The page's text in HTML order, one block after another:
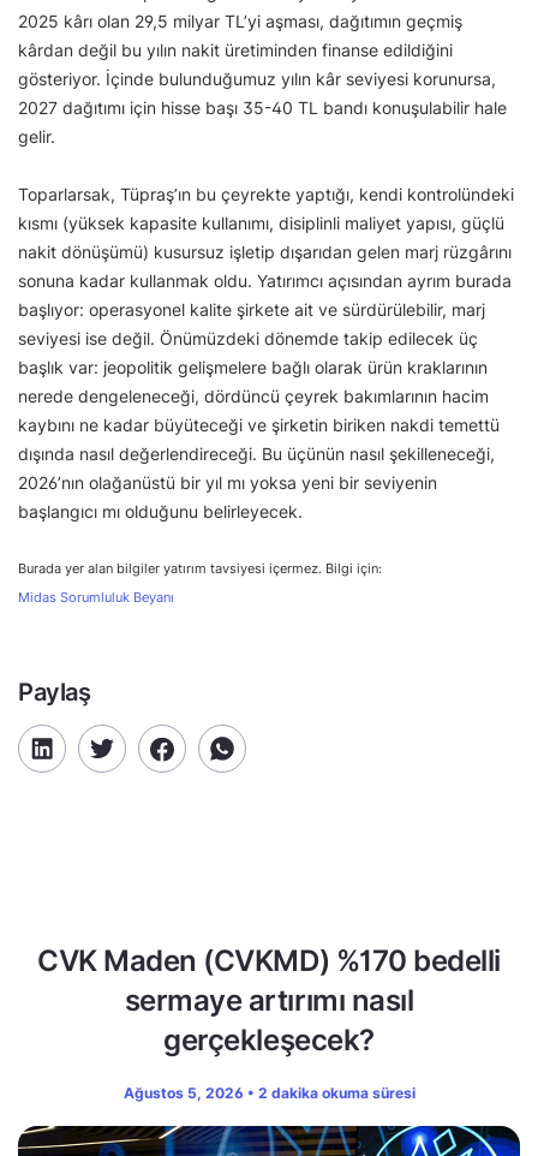
2025 kârı olan 29,5 milyar TL’yi aşması, dağıtımın geçmiş
kârdan değil bu yılın nakit üretiminden finanse edildiğini
gösteriyor. İçinde bulunduğumuz yılın kâr seviyesi korunursa,
2027 dağıtımı için hisse başı 35-40 TL bandı konuşulabilir hale
gelir.
Toparlarsak, Tüpraş’ın bu çeyrekte yaptığı, kendi kontrolündeki
kısmı (yüksek kapasite kullanımı, disiplinli maliyet yapısı, güçlü
nakit dönüşümü) kusursuz işletip dışarıdan gelen marj rüzgârını
sonuna kadar kullanmak oldu. Yatırımcı açısından ayrım burada
başlıyor: operasyonel kalite şirkete ait ve sürdürülebilir, marj
seviyesi ise değil. Önümüzdeki dönemde takip edilecek üç
başlık var: jeopolitik gelişmelere bağlı olarak ürün kraklarının
nerede dengeleneceği, dördüncü çeyrek bakımlarının hacim
kaybını ne kadar büyüteceği ve şirketin biriken nakdi temettü
dışında nasıl değerlendireceği. Bu üçünün nasıl şekilleneceği,
2026’nın olağanüstü bir yıl mı yoksa yeni bir seviyenin
başlangıcı mı olduğunu belirleyecek.
Burada yer alan bilgiler yatırım tavsiyesi içermez. Bilgi için:
Midas Sorumluluk Beyanı
Paylaş
CVK Maden (CVKMD) %170 bedelli
sermaye artırımı nasıl
gerçekleşecek?
Ağustos 5, 2026 • 2 dakika okuma süresi